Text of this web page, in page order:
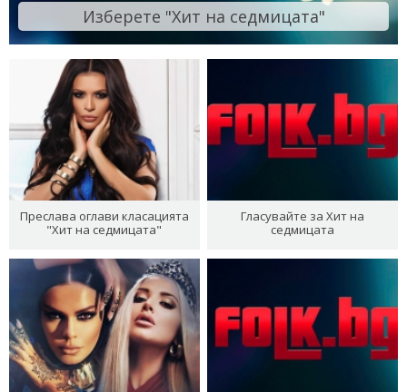
Изберете "Хит на седмицата"
Преслава оглави класацията
"Хит на седмицата"
Гласувайте за Хит на
седмицата